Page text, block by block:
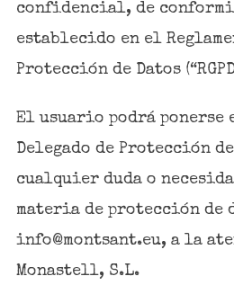
confidencial, de
establecido en el
Protección de Datos
El usuario podrá ponerse
Delegado de Protección
cualquier duda o
materia de protección de
info@montsant.eu, a la
Monastell, S.L.